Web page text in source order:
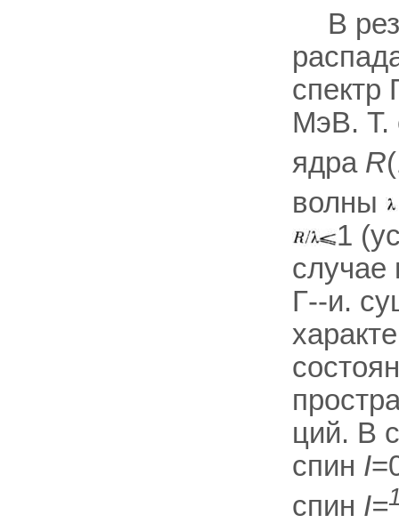
В
спектр
МэВ. T.
ядра R
волны
1
случае
Г--и.
ций. В
спин I
спин I=